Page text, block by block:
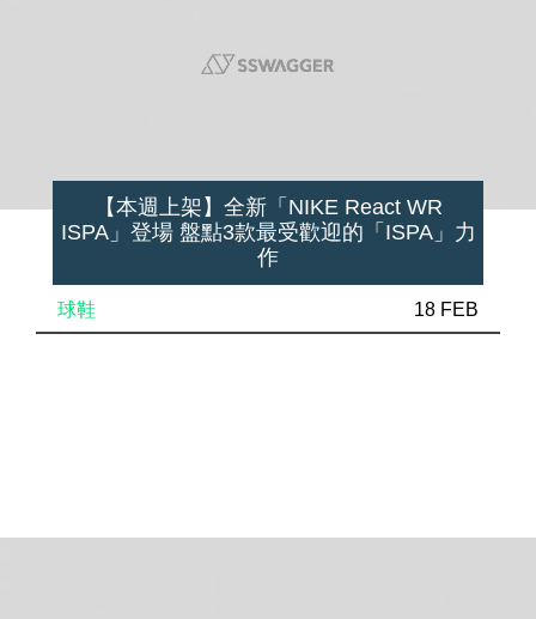
【本週上架】全新「NIKE React WR
ISPA」登場 盤點3款最受歡迎的「ISPA」力
作
球鞋 18 FEB